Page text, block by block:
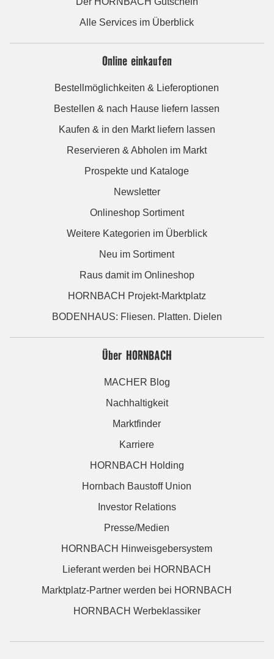
Alle Services im Überblick
Online einkaufen
Bestellmöglichkeiten & Lieferoptionen
Bestellen & nach Hause liefern lassen
Kaufen & in den Markt liefern lassen
Reservieren & Abholen im Markt
Prospekte und Kataloge
Newsletter
Onlineshop Sortiment
Weitere Kategorien im Überblick
Neu im Sortiment
Raus damit im Onlineshop
HORNBACH Projekt-Marktplatz
BODENHAUS: Fliesen. Platten. Dielen
Über HORNBACH
MACHER Blog
Nachhaltigkeit
Marktfinder
Karriere
HORNBACH Holding
Hornbach Baustoff Union
Investor Relations
Presse/Medien
HORNBACH Hinweisgebersystem
Lieferant werden bei HORNBACH
Marktplatz-Partner werden bei HORNBACH
HORNBACH Werbeklassiker